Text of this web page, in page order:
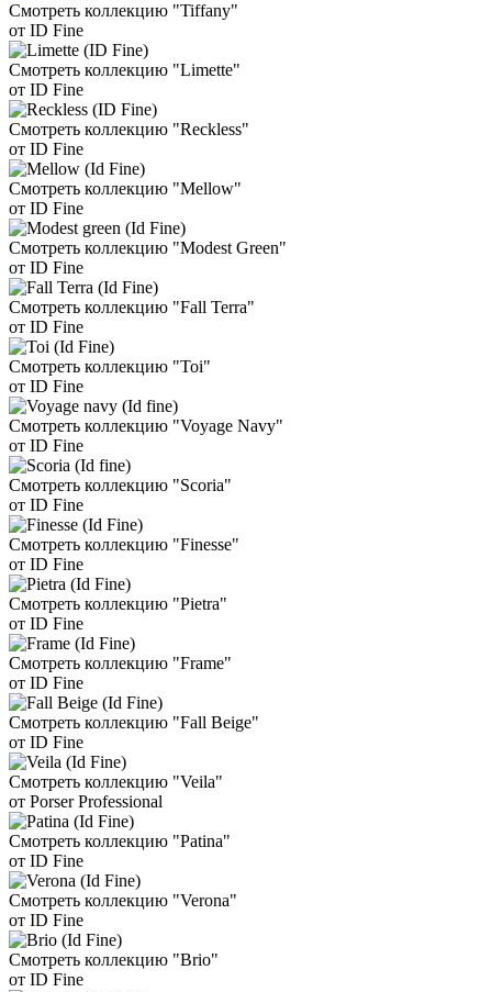
Смотреть коллекцию "Tiffany"
от ID Fine
Смотреть коллекцию "Limette"
от ID Fine
Смотреть коллекцию "Reckless"
от ID Fine
Смотреть коллекцию "Mellow"
от ID Fine
Смотреть коллекцию "Modest Green"
от ID Fine
Смотреть коллекцию "Fall Terra"
от ID Fine
Смотреть коллекцию "Toi"
от ID Fine
Смотреть коллекцию "Voyage Navy"
от ID Fine
Смотреть коллекцию "Scoria"
от ID Fine
Смотреть коллекцию "Finesse"
от ID Fine
Смотреть коллекцию "Pietra"
от ID Fine
Смотреть коллекцию "Frame"
от ID Fine
Смотреть коллекцию "Fall Beige"
от ID Fine
Смотреть коллекцию "Veila"
от Porser Professional
Смотреть коллекцию "Patina"
от ID Fine
Смотреть коллекцию "Verona"
от ID Fine
Смотреть коллекцию "Brio"
от ID Fine